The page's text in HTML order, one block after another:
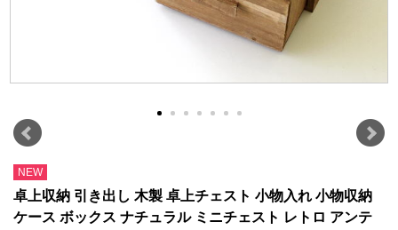
NEW
卓上収納 引き出し 木製 卓上チェスト 小物入れ 小物収納
ケース ボックス ナチュラル ミニチェスト レトロ アンテ